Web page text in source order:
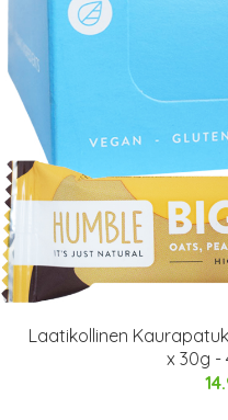
Laatikollinen
x 30g -